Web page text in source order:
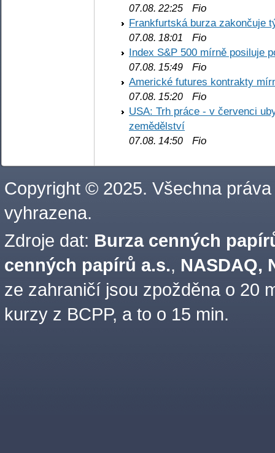
07.08. 22:25 Fio
Frankfurtská burza zakončuje
07.08. 18:01
Fio
Index S&P 500 mírně posiluje
07.08. 15:49 Fio
Americké futures kontrakty
07.08. 15:20 Fio
USA: Trh práce - v červenci
zemědělství
07.08. 14:50 Fio
Copyright © 2025. Všechna práva
vyhrazena.
Zdroje dat: Burza cenných
cenných papírů a.s., NASDAQ,
ze zahraničí jsou zpožděna o 20
kurzy z BCPP, a to o 15 min.